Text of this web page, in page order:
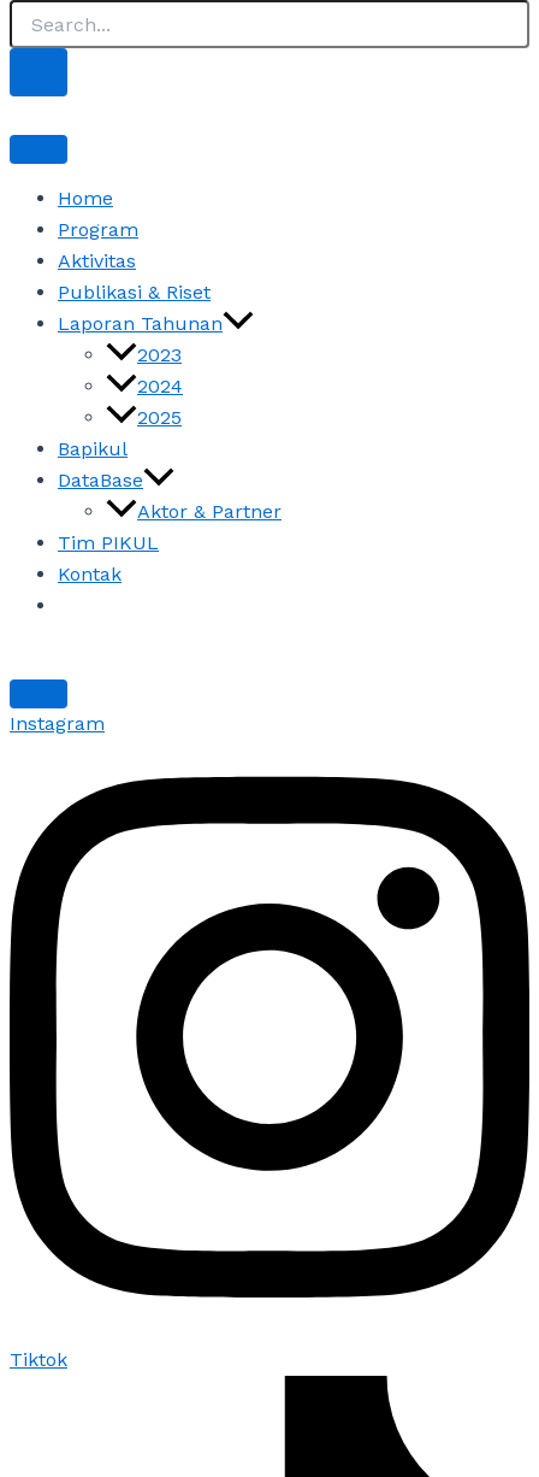
Home
Program
Aktivitas
Publikasi & Riset
Laporan Tahunan
2023
2024
2025
Bapikul
DataBase
Aktor & Partner
Tim PIKUL
Kontak
Instagram
Tiktok